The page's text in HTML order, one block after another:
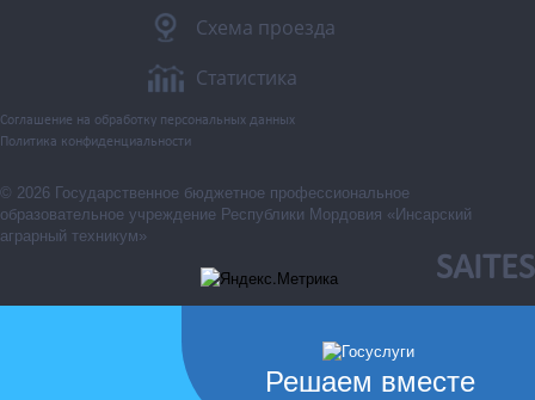
Схема проезда
Статистика
Соглашение на обработку персональных данных
Политика конфиденциальности
© 2026 Государственное бюджетное профессиональное
образовательное учреждение Республики Мордовия «Инсарский
аграрный техникум»
SAITES
Решаем вместе